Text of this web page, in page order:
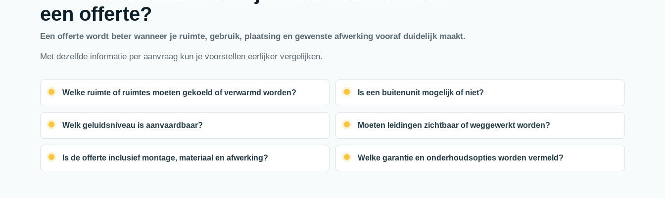
een offerte?
Een offerte wordt beter wanneer je ruimte, gebruik, plaatsing en gewenste afwerking vooraf duidelijk maakt.
Met dezelfde informatie per aanvraag kun je voorstellen eerlijker vergelijken.
Welke ruimte of ruimtes moeten gekoeld of verwarmd worden? Is een buitenunit mogelijk of niet?
Welk geluidsniveau is aanvaardbaar? Moeten leidingen zichtbaar of weggewerkt worden?
Is de offerte inclusief montage, materiaal en afwerking? Welke garantie en onderhoudsopties worden vermeld?